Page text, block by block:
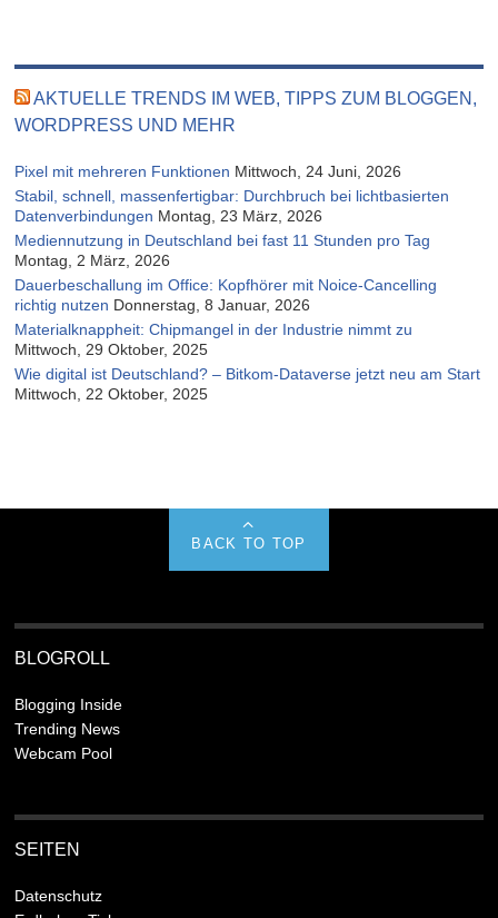
AKTUELLE TRENDS IM WEB, TIPPS ZUM BLOGGEN,
WORDPRESS UND MEHR
Pixel mit mehreren Funktionen Mittwoch, 24 Juni, 2026
Stabil, schnell, massenfertigbar: Durchbruch bei lichtbasierten
Datenverbindungen Montag, 23 März, 2026
Mediennutzung in Deutschland bei fast 11 Stunden pro Tag
Montag, 2 März, 2026
Dauerbeschallung im Office: Kopfhörer mit Noice-Cancelling
richtig nutzen Donnerstag, 8 Januar, 2026
Materialknappheit: Chipmangel in der Industrie nimmt zu
Mittwoch, 29 Oktober, 2025
Wie digital ist Deutschland? – Bitkom-Dataverse jetzt neu am Start
Mittwoch, 22 Oktober, 2025
BACK TO TOP
BLOGROLL
Blogging Inside
Trending News
Webcam Pool
SEITEN
Datenschutz